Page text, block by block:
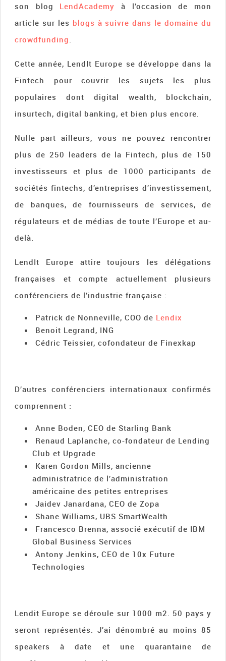
son blog LendAcademy à l’occasion de mon
article sur les blogs à suivre dans le domaine du
crowdfunding
Cette année, LendIt Europe se développe dans la
Fintech pour couvrir les sujets les plus
populaires dont digital wealth, blockchain,
insurtech, digital banking, et bien plus encore.
Nulle part ailleurs, vous ne pouvez rencontrer
plus de 250 leaders de la Fintech, plus de 150
investisseurs et plus de 1000 participants de
sociétés fintechs, d’entreprises d’investissement,
de banques, de fournisseurs de services, de
régulateurs et de médias de toute l’Europe et au-
delà.
LendIt Europe attire toujours les délégations
françaises et compte actuellement plusieurs
conférenciers de l’industrie française :
Patrick de Nonneville, COO de Lendix
Benoit Legrand, ING
Cédric Teissier, cofondateur de Finexkap
D’autres conférenciers internationaux confirmés
comprennent :
Anne Boden, CEO de Starling Bank
Renaud Laplanche, co-fondateur de Lending
Club et Upgrade
Karen Gordon Mills, ancienne
administratrice de l’administration
américaine des petites entreprises
Jaidev Janardana, CEO de Zopa
Shane Williams, UBS SmartWealth
Francesco Brenna, associé exécutif de IBM
Global Business Services
Antony Jenkins, CEO de 10x Future
Technologies
Lendit Europe se déroule sur 1000 m2. 50 pays y
seront représentés. J’ai dénombré au moins 85
speakers à date et une quarantaine de